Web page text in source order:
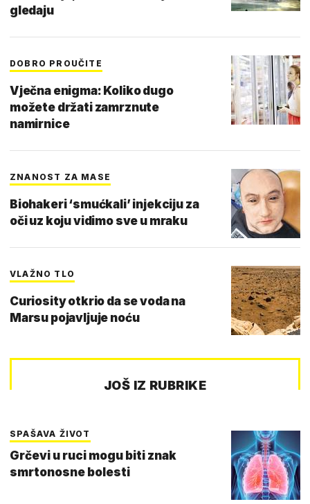
gledaju
DOBRO PROUČITE
Vječna enigma: Koliko dugo
možete držati zamrznute
namirnice
ZNANOST ZA MASE
Biohakeri ‘smućkali’ injekciju za
oči uz koju vidimo sve u mraku
VLAŽNO TLO
Curiosity otkrio da se voda na
Marsu pojavljuje noću
JOŠ IZ RUBRIKE
SPAŠAVA ŽIVOT
Grčevi u ruci mogu biti znak
smrtonosne bolesti